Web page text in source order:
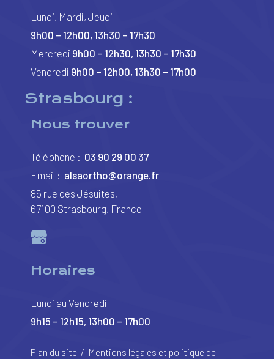
Lundi, Mardi, Jeudi
9h00 – 12h00, 13h30 – 17h30
Mercredi 9h00 – 12h30, 13h30 – 17h30
Vendredi 9h00 – 12h00, 13h30 – 17h00
Strasbourg :
Nous trouver
Téléphone : 03 90 29 00 37
Email : alsaortho@orange.fr
85 rue des Jésuites,
67100 Strasbourg, France
Horaires
Lundi au Vendredi
9h15 – 12h15, 13h00 – 17h00
Plan du site / Mentions légales et politique de